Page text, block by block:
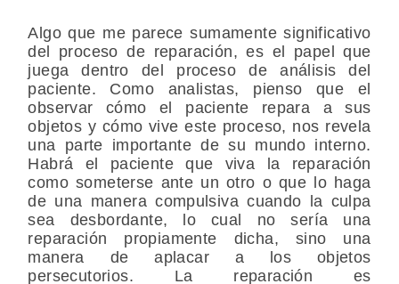
Algo que me parece sumamente significativo
del proceso de reparación, es el papel que
juega dentro del proceso de análisis del
paciente. Como analistas, pienso que el
observar cómo el paciente repara a sus
objetos y cómo vive este proceso, nos revela
una parte importante de su mundo interno.
Habrá el paciente que viva la reparación
como someterse ante un otro o que lo haga
de una manera compulsiva cuando la culpa
sea desbordante, lo cual no sería una
reparación propiamente dicha, sino una
manera de aplacar a los objetos
persecutorios. La reparación es